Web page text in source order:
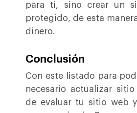
para ti, sino crear un
protegido, de esta
dinero.
Conclusión
Con este listado para
necesario actualizar
de evaluar tu sitio web